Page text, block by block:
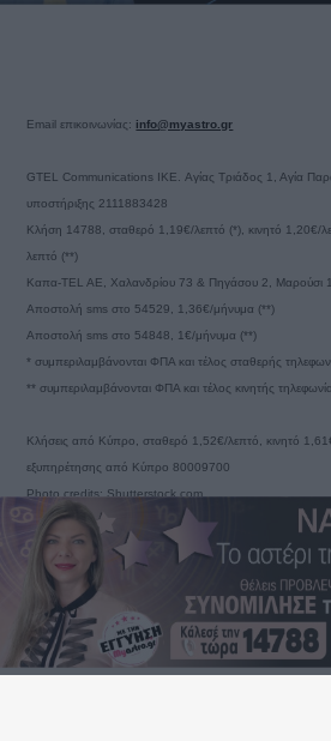
Email επικοινωνίας: info@myastro.gr
GTEL Communications IKE. Αγίας Τριάδος 1, Αγία
υποστήριξης 2111883428
Κλήση 14788, σταθερό 1,19€/λεπτό (*), κινητό 1,20€/
λεπτό (**)
Καπα-TEL AE, Χαλανδρίου 73 & Πηγάσου 2, Μαρούσι
Αποστολή sms στο 54529, 1,36€/μήνυμα (**)
Αποστολή sms στο 54848, 1€/μήνυμα (**)
* συμπεριλαμβάνονται ΦΠΑ και τέλος σταθερής
** συμπεριλαμβάνονται ΦΠΑ και τέλος κινητής
Κλήσεις από Κύπρο, σταθερό 1,52€/λεπτό, κινητό
εξυπηρέτησης από Κύπρο 80009700
Photo credits: Shutterstock.com